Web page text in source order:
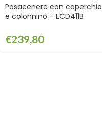
Posacenere con coperchio
e colonnino – ECD411B
€239,80